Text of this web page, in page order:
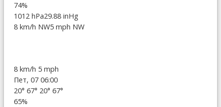
74%
1012 hPa29.88 inHg
8 km/h NW5 mph NW
8 km/h 5 mph
Пет, 07 06:00
20° 67° 20° 67°
65%